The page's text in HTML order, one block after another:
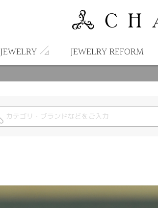
JEWELRY JEWELRY REFORM